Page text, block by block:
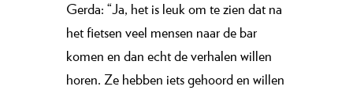
Gerda: “Ja, het is leuk om te zien dat na
het fietsen veel mensen naar de bar
komen en dan echt de verhalen willen
horen. Ze hebben iets gehoord en willen